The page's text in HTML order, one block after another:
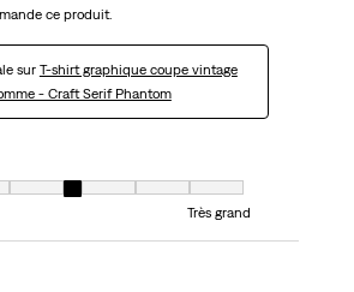
ce produit.
sur T-shirt graphique coupe vintage
- Craft Serif Phantom
est égal à Très petit et 7 est égal à Très grand
Très grand